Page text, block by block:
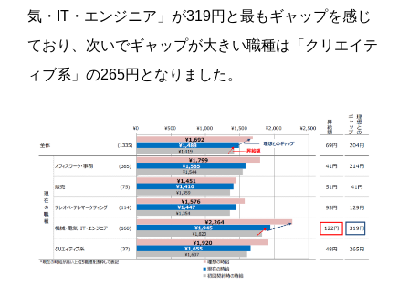
気・IT・エンジニア」が319円と最もギャップを感じ
ており、次いでギャップが大きい職種は「クリエイテ
ィブ系」の265円となりました。